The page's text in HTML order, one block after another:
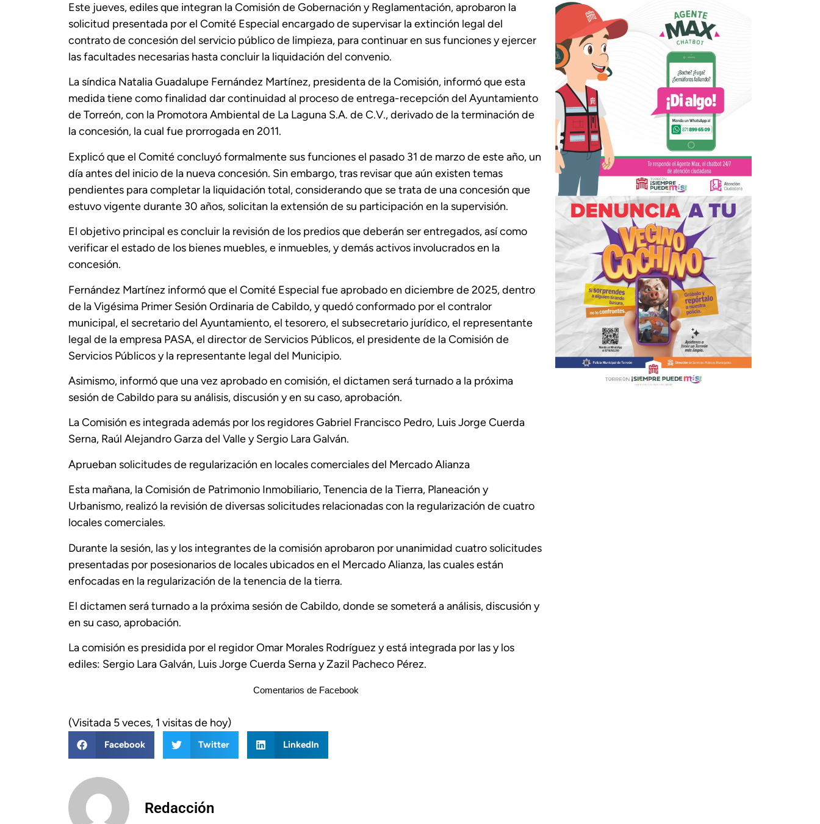
Este jueves, ediles que integran la Comisión de Gobernación y Reglamentación, aprobaron la
solicitud presentada por el Comité Especial encargado de supervisar la extinción legal del
contrato de concesión del servicio público de limpieza, para continuar en sus funciones y ejercer
las facultades necesarias hasta concluir la liquidación del convenio.
La síndica Natalia Guadalupe Fernández Martínez, presidenta de la Comisión, informó que esta
medida tiene como finalidad dar continuidad al proceso de entrega-recepción del Ayuntamiento
de Torreón, con la Promotora Ambiental de La Laguna S.A. de C.V., derivado de la terminación de
la concesión, la cual fue prorrogada en 2011.
Explicó que el Comité concluyó formalmente sus funciones el pasado 31 de marzo de este año, un
día antes del inicio de la nueva concesión. Sin embargo, tras revisar que aún existen temas
pendientes para completar la liquidación total, considerando que se trata de una concesión que
estuvo vigente durante 30 años, solicitan la extensión de su participación en la supervisión.
El objetivo principal es concluir la revisión de los predios que deberán ser entregados, así como
verificar el estado de los bienes muebles, e inmuebles, y demás activos involucrados en la
concesión.
Fernández Martínez informó que el Comité Especial fue aprobado en diciembre de 2025, dentro
de la Vigésima Primer Sesión Ordinaria de Cabildo, y quedó conformado por el contralor
municipal, el secretario del Ayuntamiento, el tesorero, el subsecretario jurídico, el representante
legal de la empresa PASA, el director de Servicios Públicos, el presidente de la Comisión de
Servicios Públicos y la representante legal del Municipio.
Asimismo, informó que una vez aprobado en comisión, el dictamen será turnado a la próxima
sesión de Cabildo para su análisis, discusión y en su caso, aprobación.
La Comisión es integrada además por los regidores Gabriel Francisco Pedro, Luis Jorge Cuerda
Serna, Raúl Alejandro Garza del Valle y Sergio Lara Galván.
Aprueban solicitudes de regularización en locales comerciales del Mercado Alianza
Esta mañana, la Comisión de Patrimonio Inmobiliario, Tenencia de la Tierra, Planeación y
Urbanismo, realizó la revisión de diversas solicitudes relacionadas con la regularización de cuatro
locales comerciales.
Durante la sesión, las y los integrantes de la comisión aprobaron por unanimidad cuatro solicitudes
presentadas por posesionarios de locales ubicados en el Mercado Alianza, las cuales están
enfocadas en la regularización de la tenencia de la tierra.
El dictamen será turnado a la próxima sesión de Cabildo, donde se someterá a análisis, discusión y
en su caso, aprobación.
La comisión es presidida por el regidor Omar Morales Rodríguez y está integrada por las y los
ediles: Sergio Lara Galván, Luis Jorge Cuerda Serna y Zazil Pacheco Pérez.
Comentarios de Facebook
(Visitada 5 veces, 1 visitas de hoy)
Facebook Twitter LinkedIn
Redacción